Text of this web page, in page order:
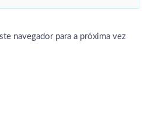
navegador para a próxima vez